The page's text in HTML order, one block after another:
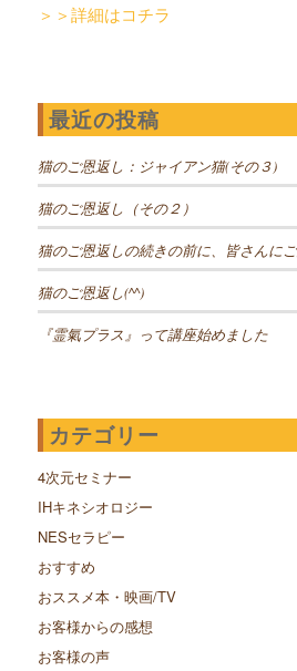
＞＞詳細はコチラ
最近の投稿
猫のご恩返し：ジャイアン猫(その３)
猫のご恩返し（その２）
猫のご恩返しの続きの前に、皆さんに
猫のご恩返し(^^)
『霊氣プラス』って講座始めました
カテゴリー
4次元セミナー
IHキネシオロジー
NESセラピー
おすすめ
おススメ本・映画/TV
お客様からの感想
お客様の声